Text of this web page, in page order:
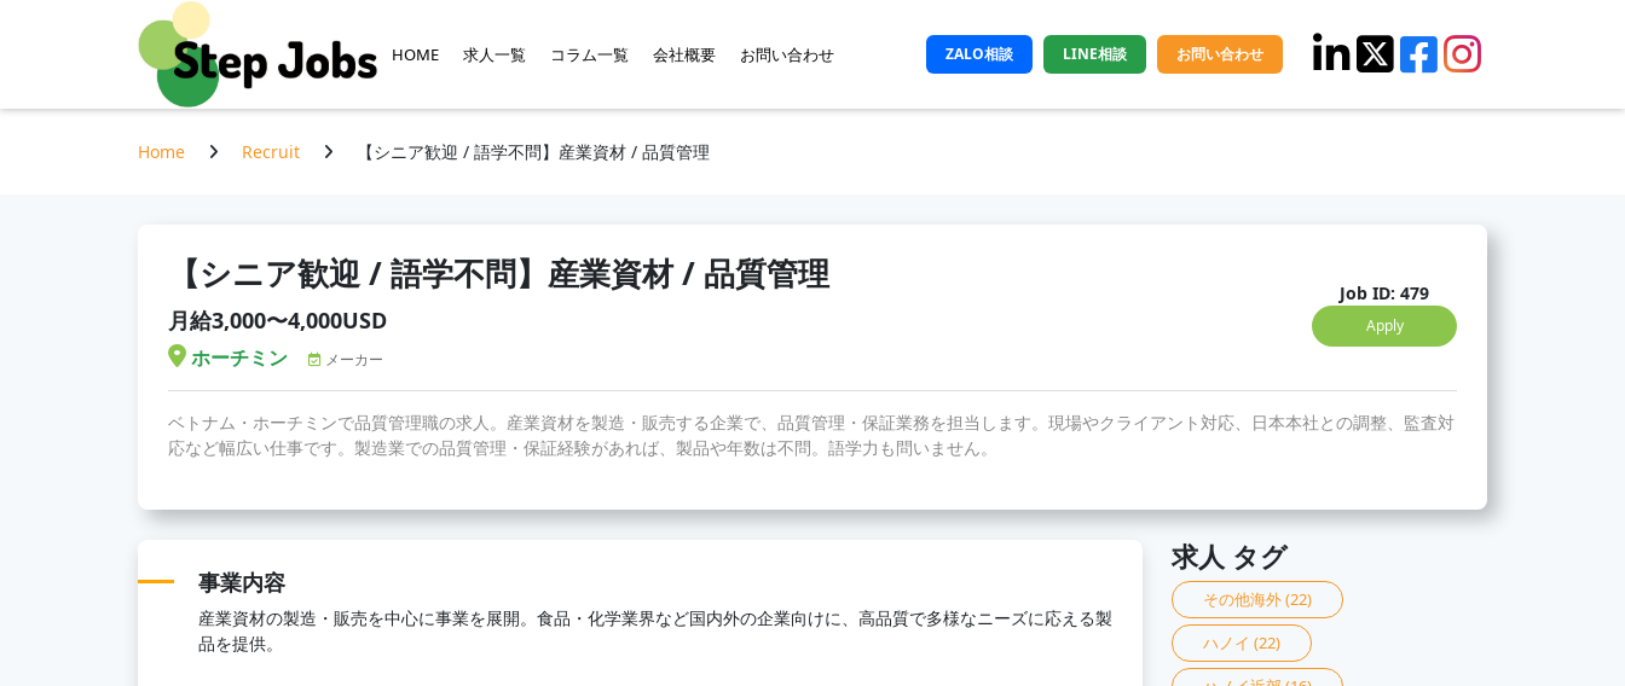
HOME 求人一覧 コラム一覧 会社概要 お問い合わせ ZALO相談 LINE相談 お問い合わせ
Home Recruit 【シニア歓迎 / 語学不問】産業資材 / 品質管理
【シニア歓迎 / 語学不問】産業資材 / 品質管理
月給3,000〜4,000USD
ホーチミン メーカー
Job ID: 479
Apply
ベトナム・ホーチミンで品質管理職の求人。産業資材を製造・販売する企業で、品質管理・保証業務を担当します。現場やクライアント対応、日本本社との調整、監査対
応など幅広い仕事です。製造業での品質管理・保証経験があれば、製品や年数は不問。語学力も問いません。
事業内容
産業資材の製造・販売を中心に事業を展開。食品・化学業界など国内外の企業向けに、高品質で多様なニーズに応える製
品を提供。
求人 タグ
その他海外(22)
ハノイ (22)